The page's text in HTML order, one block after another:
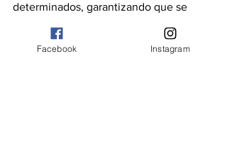
determinados, garantizando que se
las obligaciones previamente asumidas.
Facebook Instagram